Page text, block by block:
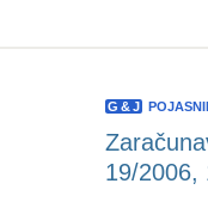
G &J
19/2006,